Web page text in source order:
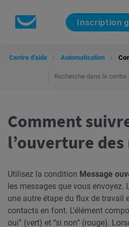
Inscription
Centre d'aide Automatisation
Comment
l’ouverture des
Utilisez la condition Message
les messages que vous envoyez.
une autre étape du flux de travail
contacts en font. L’élément
oui” (vert) et “si non” (rouge).